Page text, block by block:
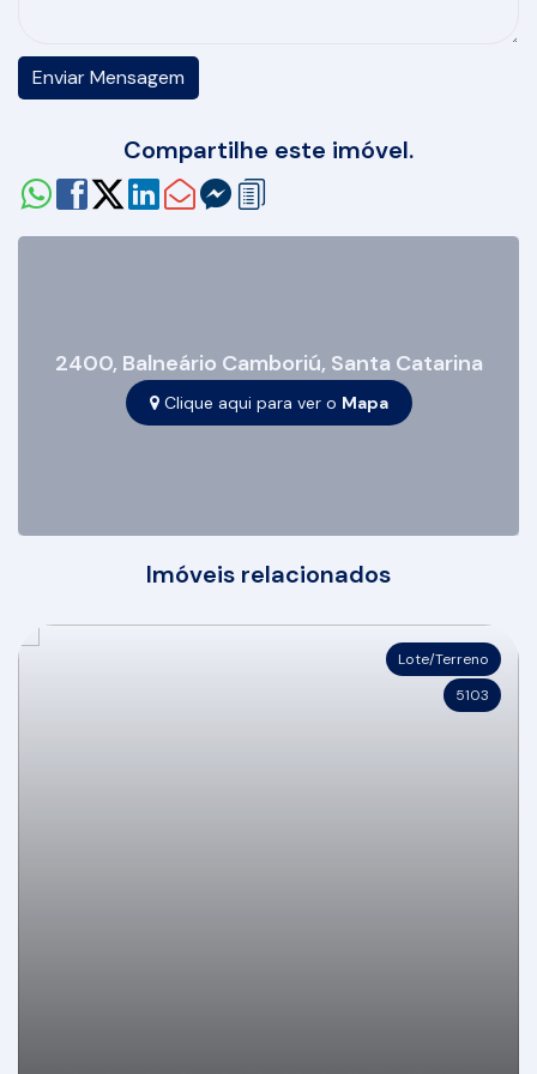
Compartilhe este imóvel.
2400, Balneário Camboriú, Santa Catarina
Clique aqui para ver o Mapa
Imóveis relacionados
Lote/Terreno
5103